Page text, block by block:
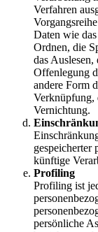
Verfahren
Daten wie
Ordnen, die
das
Offenlegung
andere Form
Verknüpfung,
Vernichtung.
gespeicherter
künftige
Profiling
Profiling ist
persönliche